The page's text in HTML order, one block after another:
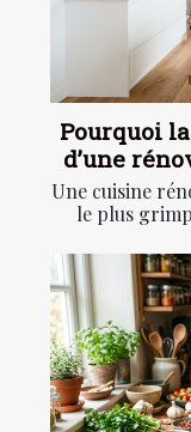
Pourquoi
d’une
Une cuisine
le plus